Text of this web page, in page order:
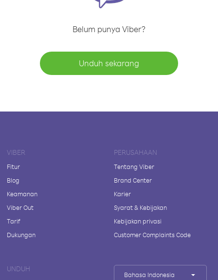
Belum punya Viber?
Unduh sekarang
VIBER
Fitur
Blog
Keamanan
Viber Out
Tarif
Dukungan
PERUSAHAAN
Tentang Viber
Brand Center
Karier
Syarat & Kebijakan
Kebijakan privasi
Customer Complaints Code
UNDUH
Bahasa Indonesia